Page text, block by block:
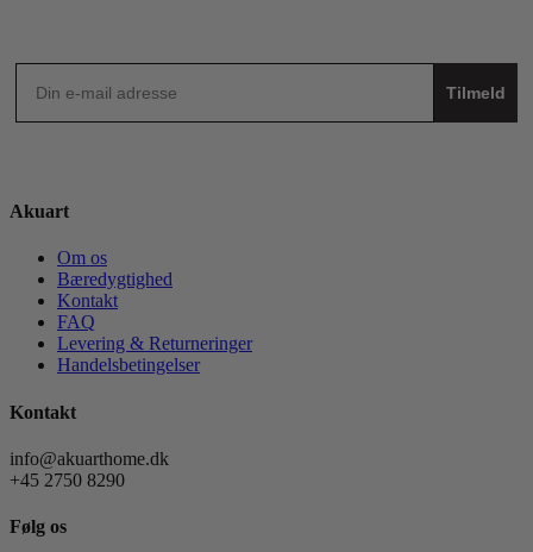
Tilmeld
Akuart
Om os
Bæredygtighed
Kontakt
FAQ
Levering & Returneringer
Handelsbetingelser
Kontakt
info@akuarthome.dk
+45 2750 8290
Følg os